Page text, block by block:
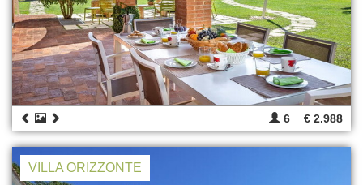
6 € 2.988
VILLA ORIZZONTE